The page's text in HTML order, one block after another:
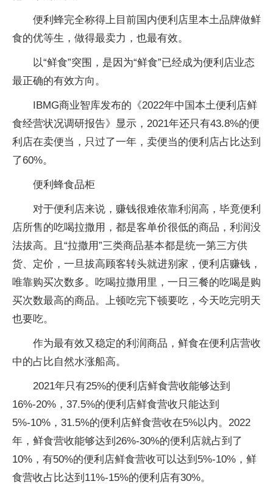
便利蜂完全称得上目前国内便利店里本土品牌做鲜
食的优等生，做得最卖力，也最有效。
以“鲜食”突围，是因为“鲜食”已经成为便利店业态
最正确的有效方向。
IBMG商业智库发布的《2022年中国本土便利店鲜
食经营状况调研报告》显示，2021年还只有43.8%的便
利店在卖便当，只过了一年，卖便当的便利店占比达到
了60%。
便利蜂食品柜
对于便利店来说，赚钱很难依靠利润高，毕竟便利
店所售的吃喝拉撒用，都是客单价很低的商品，利润没
法拔高。且“拉撒用”三类商品基本都是统一第三方供
货、定价，一旦拔高顾客转头就进别家，便利店赚钱，
唯靠购买次数多。吃喝拉撒用里，一日三餐的吃喝是购
买次数最高的商品。上顿吃完下顿要吃，今天吃完明天
也要吃。
作为最有效又稳定的利润商品，鲜食在便利店营收
中的占比自然水涨船高。
2021年只有25%的便利店鲜食营收能够达到
16%-20%，37.5%的便利店鲜食营收只能达到
5%-10%，31.5%的便利店鲜食营收在5%以内。2022
年，鲜食营收能够达到26%-30%的便利店就占到了
10%，有50%的便利店鲜食营收可以达到5%-10%，鲜
食营收占比达到11%-15%的便利店有30%。